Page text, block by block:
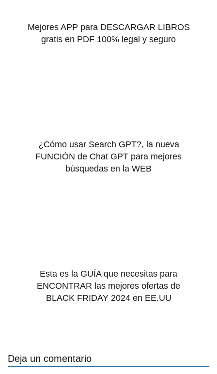
Mejores APP para DESCARGAR LIBROS
gratis en PDF 100% legal y seguro
¿Cómo usar Search GPT?, la nueva
FUNCIÓN de Chat GPT para mejores
búsquedas en la WEB
Esta es la GUÍA que necesitas para
ENCONTRAR las mejores ofertas de
BLACK FRIDAY 2024 en EE.UU
Deja un comentario